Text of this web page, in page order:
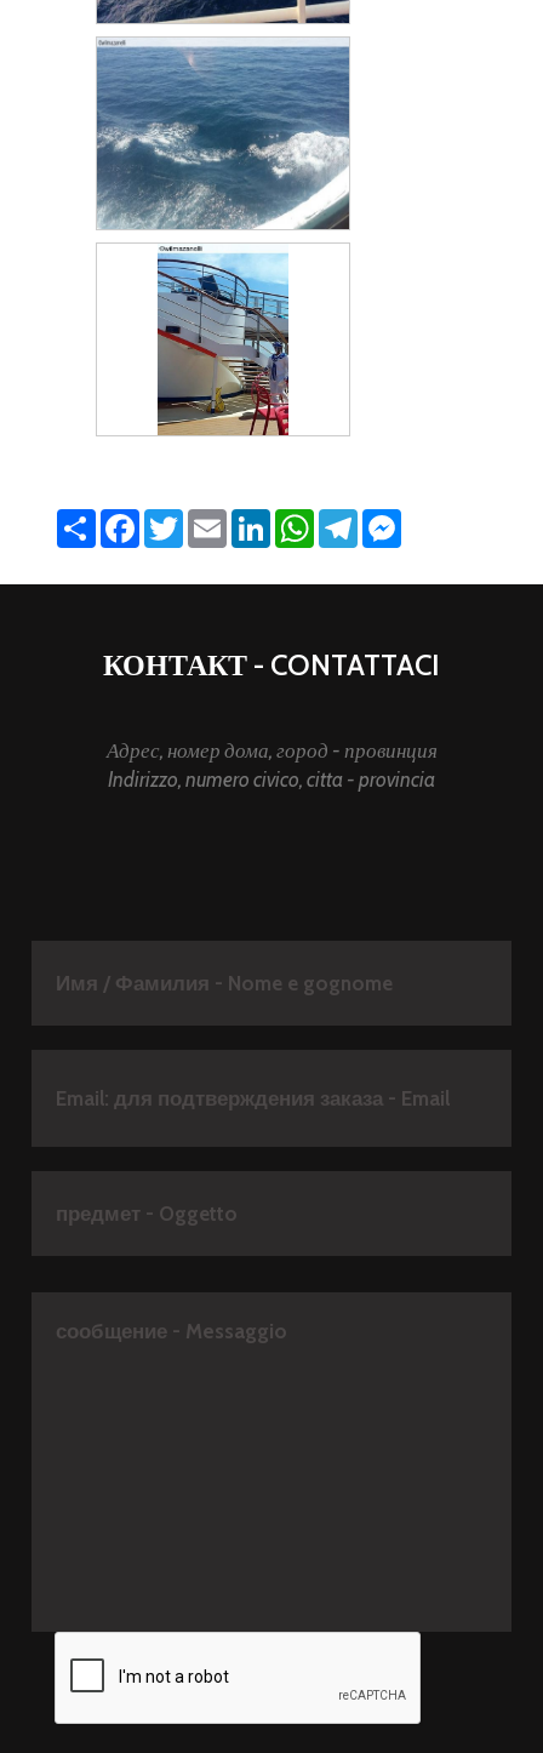
Share Facebook
TwitterEmail LinkedInWhatsApp
Telegram
КОНТАКТ - CONTATTACI
Адрес, номер дома, город - провинция
Indirizzo, numero civico, citta - provincia